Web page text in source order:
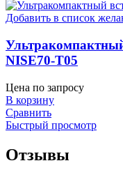
Добавить в список
NISE70-T05
Цена по запросу
В корзину
Сравнить
Быстрый просмотр
Отзывы